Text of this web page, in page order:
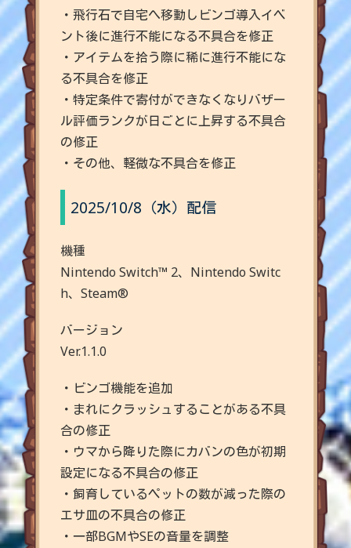
・飛行石で自宅へ移動しビンゴ導入イベ
ント後に進行不能になる不具合を修正
・アイテムを拾う際に稀に進行不能にな
る不具合を修正
・特定条件で寄付ができなくなりバザー
ル評価ランクが日ごとに上昇する不具合
の修正
・その他、軽微な不具合を修正
2025/10/8（水）配信
機種
Nintendo Switch™ 2、Nintendo Switc
h、Steam®
バージョン
Ver.1.1.0
・ビンゴ機能を追加
・まれにクラッシュすることがある不具
合の修正
・ウマから降りた際にカバンの色が初期
設定になる不具合の修正
・飼育しているペットの数が減った際の
エサ皿の不具合の修正
・一部BGMやSEの音量を調整